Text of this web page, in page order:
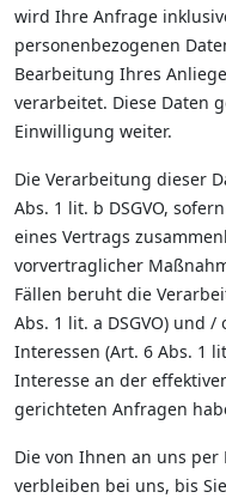
wird Ihre Anfrage
personenbezogenen
Bearbeitung Ihres
verarbeitet. Diese Daten
Einwilligung weiter.
Die Verarbeitung dieser
Abs. 1 lit. b DSGVO,
eines Vertrags
vorvertraglicher
Fällen beruht die
Abs. 1 lit. a DSGVO) und
Interessen (Art. 6 Abs. 1
Interesse an der
gerichteten Anfragen
Die von Ihnen an uns
verbleiben bei uns, bis